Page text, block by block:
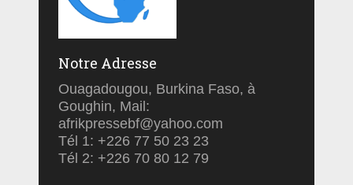
Notre Adresse
Ouagadougou, Burkina Faso, à
Goughin, Mail:
afrikpressebf@yahoo.com
Tél 1: +226 77 50 23 23
Tél 2: +226 70 80 12 79